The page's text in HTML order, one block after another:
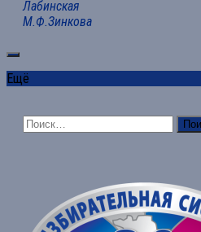
Лабинская
М.Ф.Зинкова
Ещё
Найти: